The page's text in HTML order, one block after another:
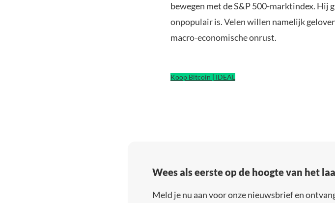
bewegen met de S&P 500-marktindex. Hij
onpopulair is. Velen willen namelijk
macro-economische onrust.
Koop Bitcoin | IDEAL
Wees als eerste op de hoogte van het
Meld je nu aan voor onze nieuwsbrief en